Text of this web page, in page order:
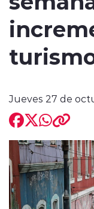
Regiones
Jueves 27 de